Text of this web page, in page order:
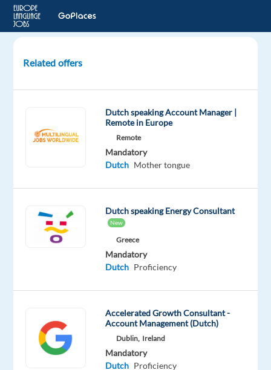
medewerker
(Dutch
speaking)
Spain
Selectra
Company
Selectra
Employment
type
Experience
Entry
On-
site
Related offers
Dutch speaking Account Manager |
Remote in Europe
Remote
Mandatory
Dutch Mother tongue
Dutch speaking Energy Consultant
New
Greece
Mandatory
Dutch Proficiency
Accelerated Growth Consultant -
Account Management (Dutch)
Dublin, Ireland
Mandatory
Dutch Proficiency